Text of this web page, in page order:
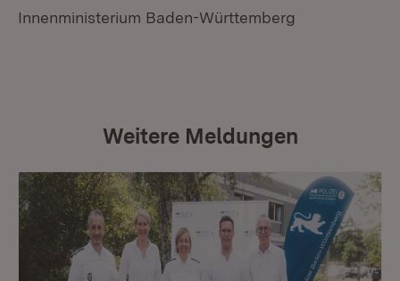
Innenministerium Baden-Württemberg
Weitere Meldungen